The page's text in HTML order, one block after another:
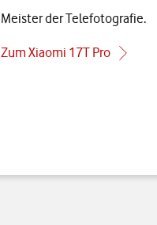
Meister der Telefotografie.
Zum Xiaomi 17T Pro